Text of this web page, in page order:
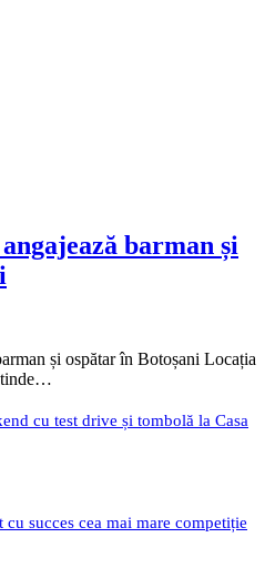
barman și
și ospătar în Botoșani Locația
cu test drive și tombolă la Casa
succes cea mai mare competiție